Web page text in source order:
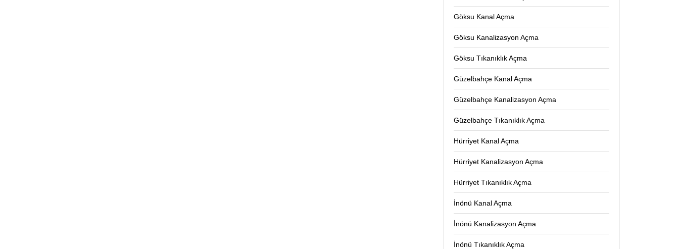
Göksu Kanal Açma
Göksu Kanalizasyon Açma
Göksu Tıkanıklık Açma
Güzelbahçe Kanal Açma
Güzelbahçe Kanalizasyon Açma
Güzelbahçe Tıkanıklık Açma
Hürriyet Kanal Açma
Hürriyet Kanalizasyon Açma
Hürriyet Tıkanıklık Açma
İnönü Kanal Açma
İnönü Kanalizasyon Açma
İnönü Tıkanıklık Açma